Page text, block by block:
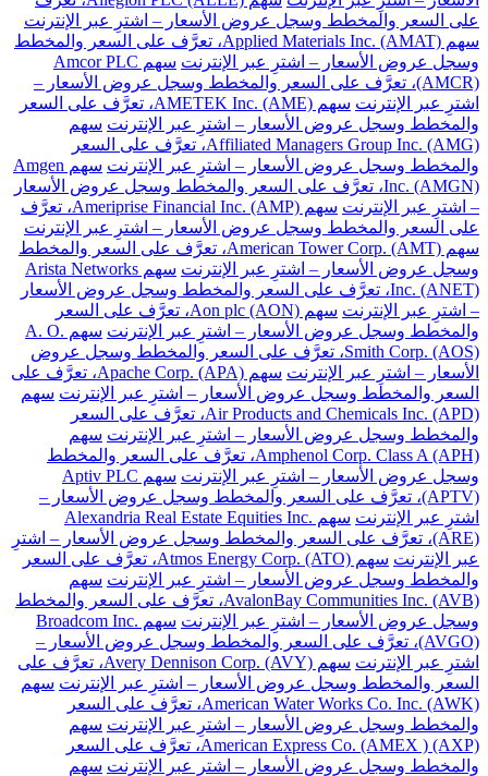
على السعر والمخطط وسجل عروض الأسعار – اشترِ عبر الإنترنت
سهم Applied Materials Inc. (AMAT)، تعرَّف على السعر والمخطط
وسجل عروض الأسعار – اشترِ عبر الإنترنت
سهم Amcor PLC
(AMCR)، تعرَّف على السعر والمخطط وسجل عروض الأسعار –
اشترِ عبر الإنترنت
سهم AMETEK Inc. (AME)، تعرَّف على السعر
والمخطط وسجل عروض الأسعار – اشترِ عبر الإنترنت سهم
Affiliated Managers Group Inc. (AMG)، تعرَّف على السعر
والمخطط وسجل عروض الأسعار – اشترِ عبر الإنترنت
سهم Amgen
Inc. (AMGN)، تعرَّف على السعر والمخطط وسجل عروض الأسعار
– اشترِ عبر الإنترنت
سهم Ameriprise Financial Inc. (AMP)، تعرَّف
على السعر والمخطط وسجل عروض الأسعار – اشترِ عبر الإنترنت
سهم American Tower Corp. (AMT)، تعرَّف على السعر والمخطط
وسجل عروض الأسعار – اشترِ عبر الإنترنت
سهم Arista Networks
Inc. (ANET)، تعرَّف على السعر والمخطط وسجل عروض الأسعار
– اشترِ عبر الإنترنت
سهم Aon plc (AON)، تعرَّف على السعر
والمخطط وسجل عروض الأسعار – اشترِ عبر الإنترنت
سهم A. O.
Smith Corp. (AOS)، تعرَّف على السعر والمخطط وسجل عروض
الأسعار – اشترِ عبر الإنترنت
سهم Apache Corp. (APA)، تعرَّف على
السعر والمخطط وسجل عروض الأسعار – اشترِ عبر الإنترنت سهم
Air Products and Chemicals Inc. (APD)، تعرَّف على السعر
والمخطط وسجل عروض الأسعار – اشترِ عبر الإنترنت سهم
Amphenol Corp. Class A (APH)، تعرَّف على السعر والمخطط
وسجل عروض الأسعار – اشترِ عبر الإنترنت
سهم Aptiv PLC
(APTV)، تعرَّف على السعر والمخطط وسجل عروض الأسعار –
اشترِ عبر الإنترنت
سهم Alexandria Real Estate Equities Inc.
(ARE)، تعرَّف على السعر والمخطط وسجل عروض الأسعار – اشترِ
عبر الإنترنت
سهم Atmos Energy Corp. (ATO)، تعرَّف على السعر
والمخطط وسجل عروض الأسعار – اشترِ عبر الإنترنت سهم
AvalonBay Communities Inc. (AVB)، تعرَّف على السعر والمخطط
وسجل عروض الأسعار – اشترِ عبر الإنترنت
سهم Broadcom Inc.
(AVGO)، تعرَّف على السعر والمخطط وسجل عروض الأسعار –
اشترِ عبر الإنترنت
سهم Avery Dennison Corp. (AVY)، تعرَّف على
السعر والمخطط وسجل عروض الأسعار – اشترِ عبر الإنترنت سهم
American Water Works Co. Inc. (AWK)، تعرَّف على السعر
والمخطط وسجل عروض الأسعار – اشترِ عبر الإنترنت سهم
American Express Co. (AMEX ) (AXP)، تعرَّف على السعر
والمخطط وسجل عروض الأسعار – اشترِ عبر الإنترنت سهم